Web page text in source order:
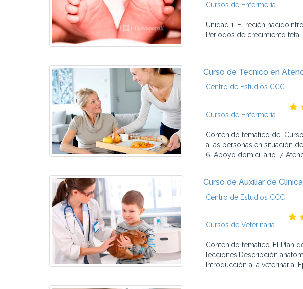
Cursos de Enfermería
Unidad 1. El recién
Periodos de crecimiento
...
Curso de Técnico en
Centro de Estudios CCC
Cursos de Enfermería
Contenido temático del
a las personas en situación
6. Apoyo domiciliario. 7.
Curso de Auxiliar de
Centro de Estudios CCC
Cursos de Veterinaria
Contenido temático-El Plan
lecciones:Descripción
Introducción a la veterinaria.